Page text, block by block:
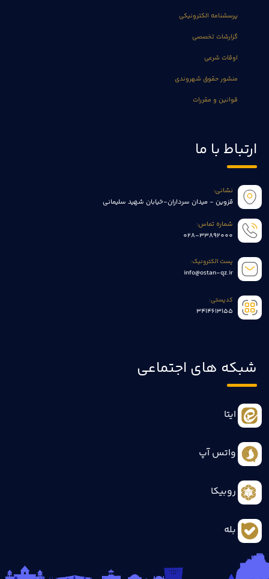
پرسشنامه الکترونیکی
گزارشات تخصصی
اوقات شرعی
منشور حقوق شهروندی
قوانین و مقررات
ارتباط با ما
نشانی:
قزوین - میدان سرداران-خیابان شهید سلیمانی
شماره تماس:
028-33892000
پست الکترونیک:
info@ostan-qz.ir
کدپستی:
3414613155
شبکه های اجتماعی
ایتا
واتس آپ
روبیکا
بله